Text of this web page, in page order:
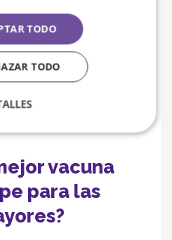
de vacunación en las
acudir sin cita,
es informarse
o consultar las
de las autoridades
obtener detalles
vacuna
para las
TODO
TODO